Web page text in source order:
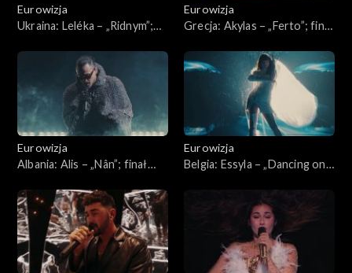
Eurowizja
Ukraina: Leléka – „Ridnym ”;
2026
Eurowizja
Grecja: Akylas – „Ferto”; finał
Eurowizja
Albania: Alis – „Nân”; finał
Eurowizja
Belgia: Essyla – „Dancing on